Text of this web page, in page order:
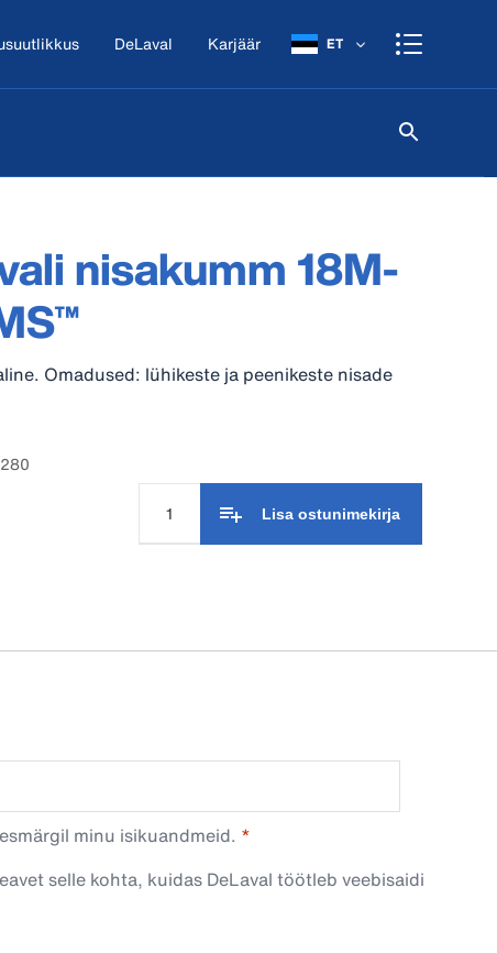
DeLaval Karjäär ET
nisakumm 18M-
Omadused: lühikeste ja peenikeste nisade
Lisa ostunimekirja
minu isikuandmeid.​
selle kohta, kuidas DeLaval töötleb veebisaidi